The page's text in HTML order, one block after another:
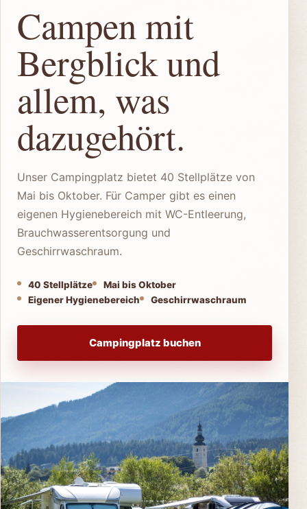
Campen mit
Bergblick und
allem, was
dazugehört.
Unser Campingplatz bietet 40 Stellplätze von
Mai bis Oktober. Für Camper gibt es einen
eigenen Hygienebereich mit WC-Entleerung,
Brauchwasserentsorgung und
Geschirrwaschraum.
40 Stellplätze
Mai bis Oktober
Eigener Hygienebereich
Geschirrwaschraum
Campingplatz buchen